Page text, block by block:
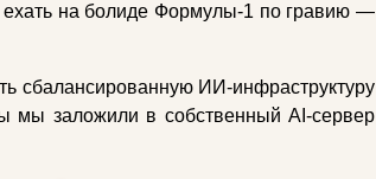
на болиде Формулы-1 по гравию —
сбалансированную ИИ-инфраструктуру
мы заложили в собственный AI-сервер